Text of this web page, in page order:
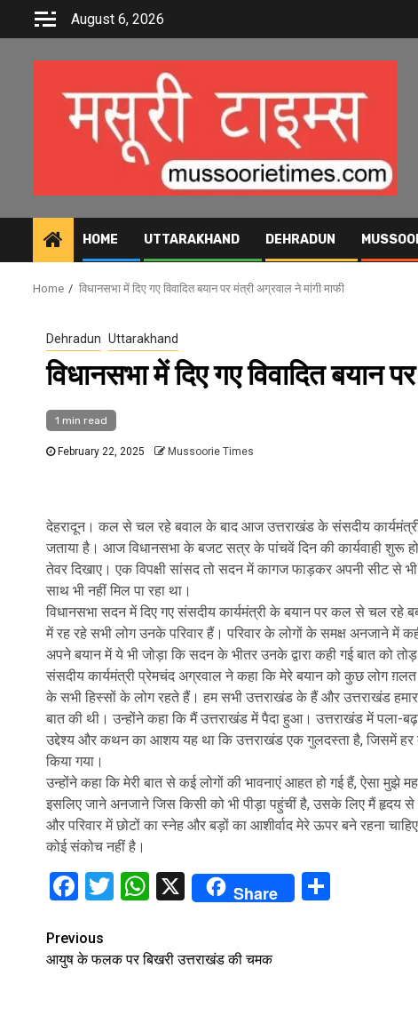
August 6, 2026
HOME UTTARAKHAND DEHRADUN
Home विधानसभा में दिए गए विवादित बयान पर मंत्री अग्रवाल ने मांगी माफी
Dehradun Uttarakhand
विधानसभा में दिए गए विवादित बयान
1 min read
February 22, 2025 Mussoorie Times
देहरादून। कल से चल रहे बवाल के बाद आज उत्तराखंड के संसदीय
जताया है। आज विधानसभा के बजट सत्र के पांचवें दिन की कार्यवाही शुरू
तेवर दिखाए। एक विपक्षी सांसद तो सदन में कागज फाड़कर अपनी सीट से
साथ भी नहीं मिल पा रहा था।
विधानसभा सदन में दिए गए संसदीय कार्यमंत्री के बयान पर कल से चल
में रह रहे सभी लोग उनके परिवार हैं। परिवार के लोगों के समक्ष अनजाने में
अपने बयान में ये भी जोड़ा कि सदन के भीतर उनके द्वारा कही गई बात को
संसदीय कार्यमंत्री प्रेमचंद अग्रवाल ने कहा कि मेरे बयान को कुछ लोग
के सभी हिस्सों के लोग रहते हैं। हम सभी उत्तराखंड के हैं और उत्तराखंड
बात की थी। उन्होंने कहा कि मैं उत्तराखंड में पैदा हुआ। उत्तराखंड में पला-
उद्देश्य और कथन का आशय यह था कि उत्तराखंड एक गुलदस्ता है, जिसमें
किया गया।
उन्होंने कहा कि मेरी बात से कई लोगों की भावनाएं आहत हो गई हैं, ऐसा मुझे
इसलिए जाने अनजाने जिस किसी को भी पीड़ा पहुंचीं है, उसके लिए मैं हृदय
और परिवार में छोटों का स्नेह और बड़ों का आशीर्वाद मेरे ऊपर बने रहना
कोई संकोच नहीं है।
Facebook
TwitterWhatsApp
X Share
Continue
Reading
Previous
आयुष के फलक पर बिखरी उत्तराखंड की चमक